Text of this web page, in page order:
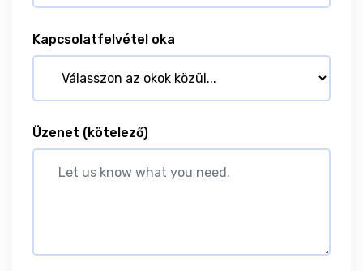
Kapcsolatfelvétel oka
Üzenet (kötelező)